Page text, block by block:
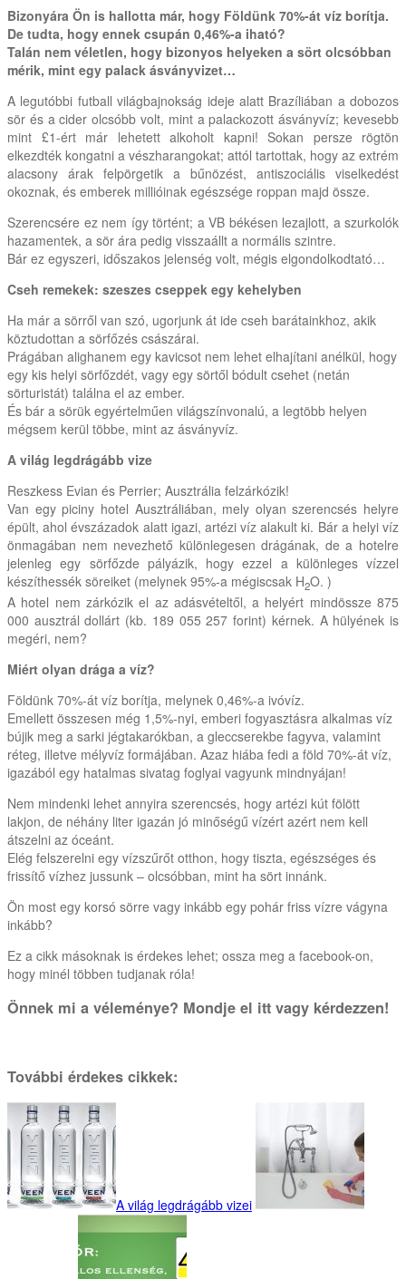
Bizonyára Ön is hallotta már, hogy Földünk 70%-át víz borítja.
De tudta, hogy ennek csupán 0,46%-a iható?
Talán nem véletlen, hogy bizonyos helyeken a sört olcsóbban
mérik, mint egy palack ásványvizet…
A legutóbbi futball világbajnokság ideje alatt Brazíliában a dobozos
sör és a cider olcsóbb volt, mint a palackozott ásványvíz; kevesebb
mint £1-ért már lehetett alkoholt kapni! Sokan persze rögtön
elkezdték kongatni a vészharangokat; attól tartottak, hogy az extrém
alacsony árak felpörgetik a bűnözést, antiszociális viselkedést
okoznak, és emberek millióinak egészsége roppan majd össze.
Szerencsére ez nem így történt; a VB békésen lezajlott, a szurkolók
hazamentek, a sör ára pedig visszaállt a normális szintre.
Bár ez egyszeri, időszakos jelenség volt, mégis elgondolkodtató…
Cseh remekek: szeszes cseppek egy kehelyben
Ha már a sörről van szó, ugorjunk át ide cseh barátainkhoz, akik
köztudottan a sörfőzés császárai.
Prágában alighanem egy kavicsot nem lehet elhajítani anélkül, hogy
egy kis helyi sörfőzdét, vagy egy sörtől bódult csehet (netán
sörturistát) találna el az ember.
És bár a sörük egyértelműen világszínvonalú, a legtöbb helyen
mégsem kerül többe, mint az ásványvíz.
A világ legdrágább vize
Reszkess Evian és Perrier; Ausztrália felzárkózik!
Van egy piciny hotel Ausztráliában, mely olyan szerencsés helyre
épült, ahol évszázadok alatt igazi, artézi víz alakult ki. Bár a helyi víz
önmagában nem nevezhető különlegesen drágának, de a hotelre
jelenleg egy sörfőzde pályázik, hogy ezzel a különleges vízzel
készíthessék söreiket (melynek 95%-a mégiscsak H2O. )
A hotel nem zárkózik el az adásvételtől, a helyért mindössze 875
000 ausztrál dollárt (kb. 189 055 257 forint) kérnek. A hülyének is
megéri, nem?
Miért olyan drága a víz?
Földünk 70%-át víz borítja, melynek 0,46%-a ivóvíz.
Emellett összesen még 1,5%-nyi, emberi fogyasztásra alkalmas víz
bújik meg a sarki jégtakarókban, a gleccserekbe fagyva, valamint
réteg, illetve mélyvíz formájában. Azaz hiába fedi a föld 70%-át víz,
igazából egy hatalmas sivatag foglyai vagyunk mindnyájan!
Nem mindenki lehet annyira szerencsés, hogy artézi kút fölött
lakjon, de néhány liter igazán jó minőségű vízért azért nem kell
átszelni az óceánt.
Elég felszerelni egy vízszűrőt otthon, hogy tiszta, egészséges és
frissítő vízhez jussunk – olcsóbban, mint ha sört innánk.
Ön most egy korsó sörre vagy inkább egy pohár friss vízre vágyna
inkább?
Ez a cikk másoknak is érdekes lehet; ossza meg a facebook-on,
hogy minél többen tudjanak róla!
Önnek mi a véleménye? Mondje el itt vagy kérdezzen!
További érdekes cikkek:
A világ legdrágább vizei